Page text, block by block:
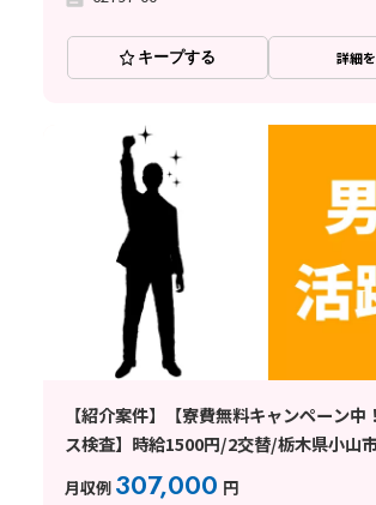
キープする 詳細
【紹介案件】【寮費無料キャンペーン中
ス検査】時給1500円/2交替/栃木県小山
み/男性活躍中/マイカー通勤OK/固定費
月収例 307,000 円